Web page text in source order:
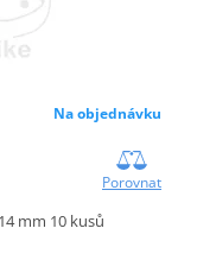
Na objednávku
Porovnat
mm 10 kusů